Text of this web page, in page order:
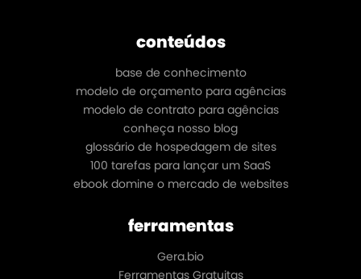
conteúdos
base de conhecimento
modelo de orçamento para agências
modelo de contrato para agências
conheça nosso blog
glossário de hospedagem de sites
100 tarefas para lançar um SaaS
ebook domine o mercado de websites
ferramentas
Gera.bio
Ferramentas Gratuitas